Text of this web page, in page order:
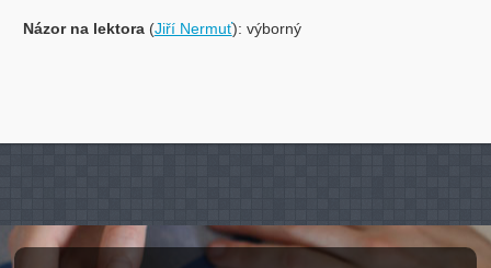
Názor na lektora(Jiří Nermuť): výborný